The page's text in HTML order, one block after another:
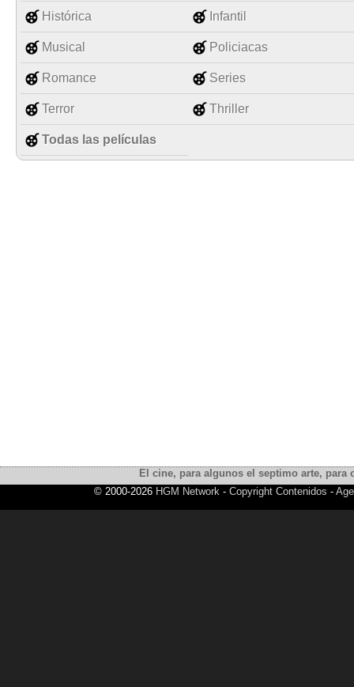
Histórica Infantil
Musical Policiacas
Romance Series
Terror Thriller
Todas las películas
El cine, para algunos el septimo arte,
© 2000-2026 HGM Network - Copyright Contenidos -